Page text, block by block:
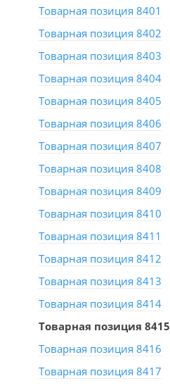
Товарная позиция 8401
Товарная позиция 8402
Товарная позиция 8403
Товарная позиция 8404
Товарная позиция 8405
Товарная позиция 8406
Товарная позиция 8407
Товарная позиция 8408
Товарная позиция 8409
Товарная позиция 8410
Товарная позиция 8411
Товарная позиция 8412
Товарная позиция 8413
Товарная позиция 8414
Товарная позиция 8415
Товарная позиция 8416
Товарная позиция 8417